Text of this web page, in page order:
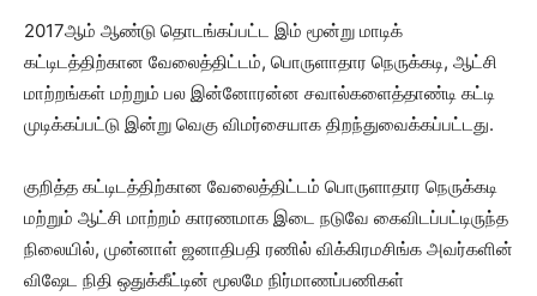
2017ஆம் ஆண்டு தொடங்கப்பட்ட இம் மூன்று மாடிக்
கட்டிடத்திற்கான வேலைத்திட்டம், பொருளாதார நெருக்கடி, ஆட்சி
மாற்றங்கள் மற்றும் பல இன்னோரன்ன சவால்களைத்தாண்டி கட்டி
முடிக்கப்பட்டு இன்று வெகு விமர்சையாக திறந்துவைக்கப்பட்டது.
குறித்த கட்டிடத்திற்கான வேலைத்திட்டம் பொருளாதார நெருக்கடி
மற்றும் ஆட்சி மாற்றம் காரணமாக இடை நடுவே கைவிடப்பட்டிருந்த
நிலையில், முன்னாள் ஜனாதிபதி ரணில் விக்கிரமசிங்க அவர்களின்
விஷேட நிதி ஒதுக்கீட்டின் மூலமே நிர்மாணப்பணிகள்